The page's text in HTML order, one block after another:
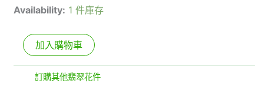
Availability: 1 件庫存
加入購物車
分類:訂購其他翡翠花件